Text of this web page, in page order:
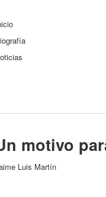
motivo
Luis Martín